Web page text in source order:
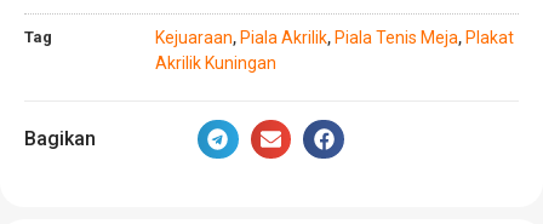
Tag Kejuaraan, Piala Akrilik, Piala Tenis Meja, Plakat
Akrilik Kuningan
Bagikan